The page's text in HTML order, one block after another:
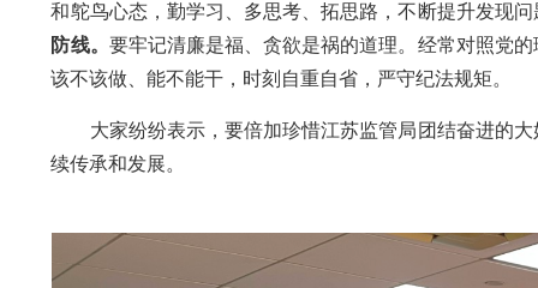
和鸵鸟心态，勤学习、多思考、拓思路，不断提升发现
防线。 要牢记清廉是福、贪欲是祸的道理。经常对照党
该不该做、能不能干，时刻自重自省，严守纪法规矩。
大家纷纷表示， 要倍加珍惜江苏监管局团结奋进的
续传承和发展。